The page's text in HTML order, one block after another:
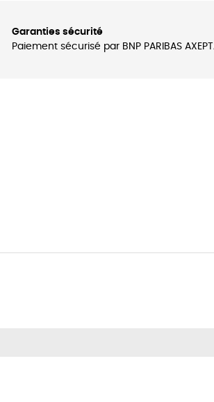
Garanties sécurité
Paiement sécurisé par BNP PARIBAS